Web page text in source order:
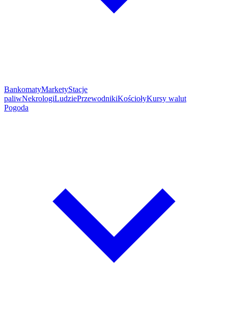
BankomatyMarketyStacje
paliwNekrologiLudziePrzewodnikiKościołyKursy walut
Pogoda